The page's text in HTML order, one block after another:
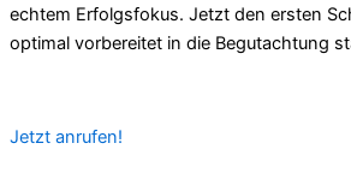
echtem Erfolgsfokus. Jetzt den ersten
optimal vorbereitet in die Begutachtung
Jetzt anrufen!